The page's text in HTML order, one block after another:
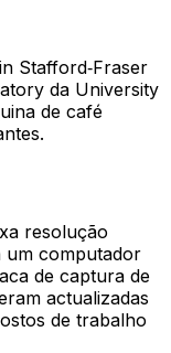
Stafford‑Fraser
da University
de café
resolução
um computador
de captura de
actualizadas
de trabalho